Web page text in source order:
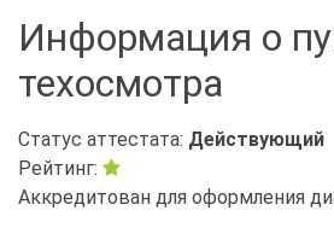
Информация о
техосмотра
Статус аттестата: Действующий
Рейтинг:
Аккредитован для оформления